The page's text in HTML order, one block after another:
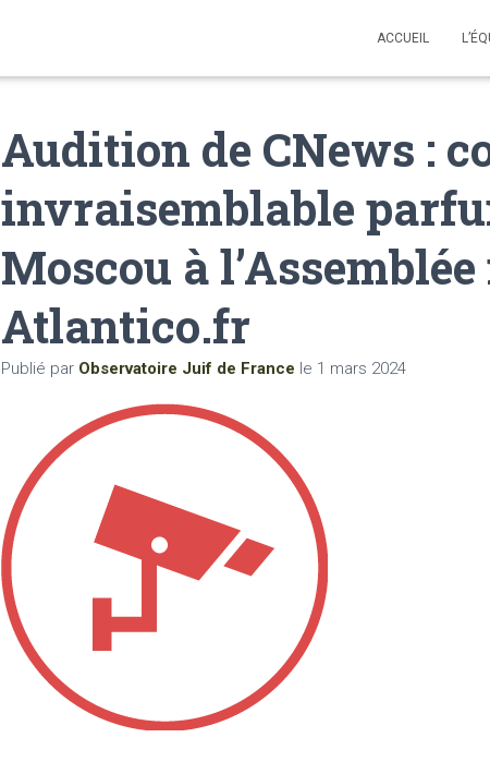
ACCUEIL
Audition de CNews :
invraisemblable
Moscou à
Atlantico.fr
Publié par Observatoire Juif de France le 1 mars 2024